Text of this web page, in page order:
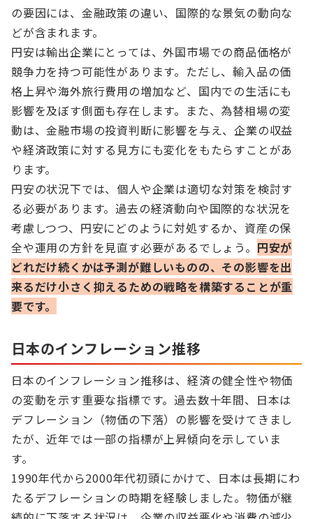
の要因には、金融政策の違い、国際的な景気の動向な
どが含まれます。
円安は輸出企業にとっては、外国市場での商品価格が
競争力を持つ可能性があります。ただし、輸入品の価
格上昇や海外旅行費用の増加など、国内での生活にも
影響を及ぼす側面も存在します。また、為替相場の変
動は、金融市場の投資判断に影響を与え、企業の収益
や経済政策に対する見方にも変化をもたらすことがあ
ります。
円安の状況下では、個人や企業は適切な対策を検討す
る必要があります。過去の経済動向や国際的な状況を
考慮しつつ、円安にどのように対処するか、資産の保
全や運用の方針を見直す必要があるでしょう。 円安が
どれだけ続くかは予測が難しいものの、その影響を出
来るだけ小さく抑えるための戦略を構築することが重
要です。
日本のインフレーション推移
日本のインフレーション推移は、経済の健全性や物価
の変動を示す重要な指標です。過去数十年間、日本は
デフレーション（物価の下落）の影響を受けてきまし
たが、近年では一部の指標が上昇傾向を示していま
す。
1990年代から2000年代初頭にかけて、日本は長期にわ
たるデフレーションの時期を経験しました。物価が継